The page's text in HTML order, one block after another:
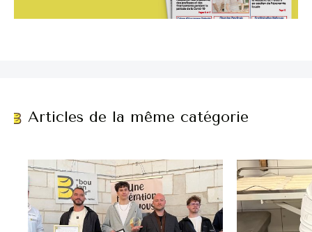
Articles de la même catégorie